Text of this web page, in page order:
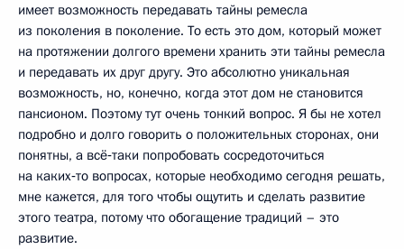
имеет возможность передавать тайны ремесла
из поколения в поколение. То есть это дом, который может
на протяжении долгого времени хранить эти тайны ремесла
и передавать их друг другу. Это абсолютно уникальная
возможность, но, конечно, когда этот дом не становится
пансионом. Поэтому тут очень тонкий вопрос. Я бы не хотел
подробно и долго говорить о положительных сторонах, они
понятны, а всё‑таки попробовать сосредоточиться
на каких‑то вопросах, которые необходимо сегодня решать,
мне кажется, для того чтобы ощутить и сделать развитие
этого театра, потому что обогащение традиций – это
развитие.